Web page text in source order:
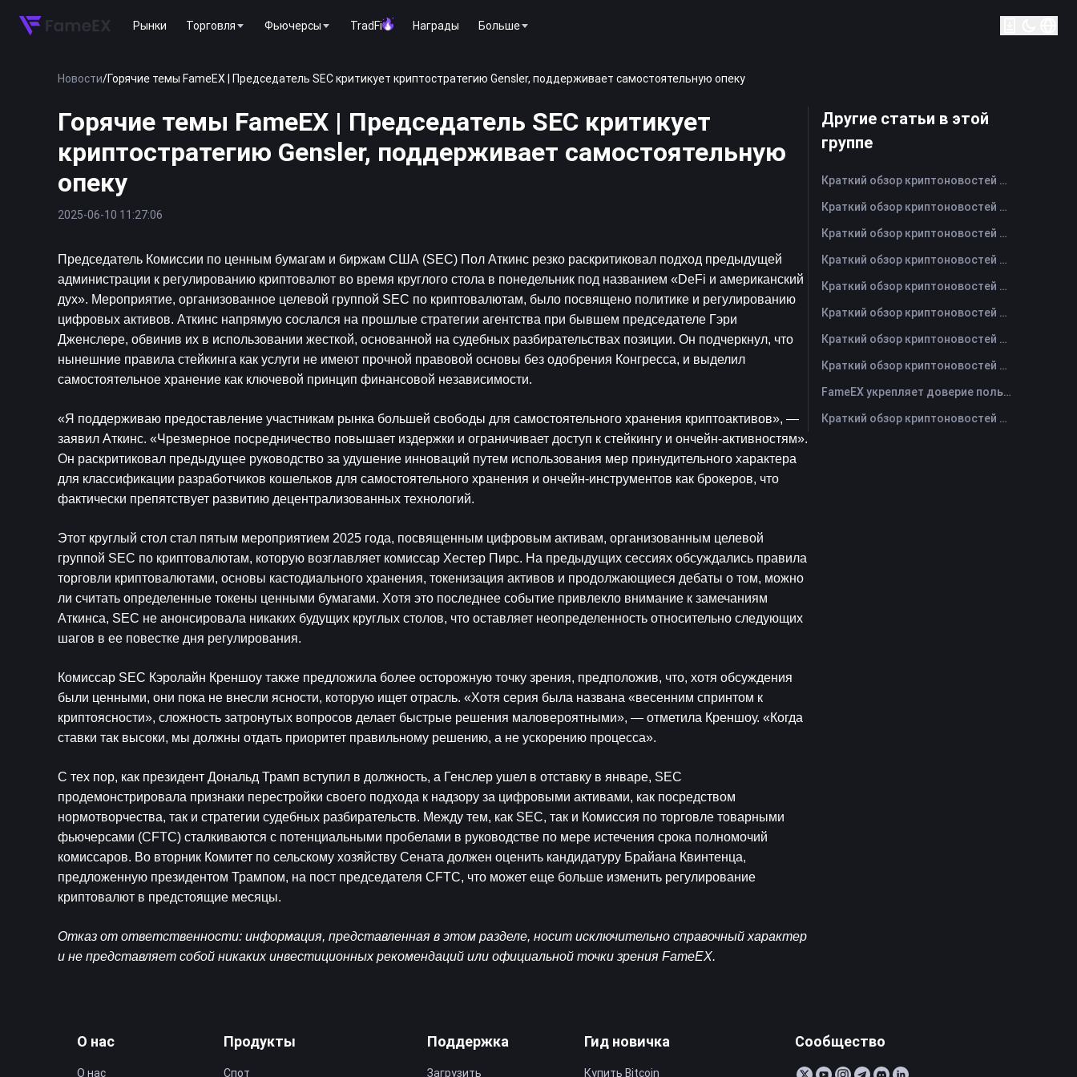
Рынки Торговля Фьючерсы TradFi Награды Больше
Новости/Горячие темы FameEX | Председатель SEC критикует криптостратегию Gensler, поддерживает самостоятельную опеку
Горячие темы FameEX | Председатель SEC критикует
криптостратегию Gensler, поддерживает самостоятельную
опеку
2025-06-10 11:27:06
Председатель Комиссии по ценным бумагам и биржам США (SEC) Пол Аткинс резко раскритиковал подход предыдущей
администрации к регулированию криптовалют во время круглого стола в понедельник под названием «DeFi и американский
дух». Мероприятие, организованное целевой группой SEC по криптовалютам, было посвящено политике и регулированию
цифровых активов. Аткинс напрямую сослался на прошлые стратегии агентства при бывшем председателе Гэри
Дженслере, обвинив их в использовании жесткой, основанной на судебных разбирательствах позиции. Он подчеркнул, что
нынешние правила стейкинга как услуги не имеют прочной правовой основы без одобрения Конгресса, и выделил
самостоятельное хранение как ключевой принцип финансовой независимости.
«Я поддерживаю предоставление участникам рынка большей свободы для самостоятельного хранения криптоактивов», —
заявил Аткинс. «Чрезмерное посредничество повышает издержки и ограничивает доступ к стейкингу и ончейн-активностям».
Он раскритиковал предыдущее руководство за удушение инноваций путем использования мер принудительного характера
для классификации разработчиков кошельков для самостоятельного хранения и ончейн-инструментов как брокеров, что
фактически препятствует развитию децентрализованных технологий.
Этот круглый стол стал пятым мероприятием 2025 года, посвященным цифровым активам, организованным целевой
группой SEC по криптовалютам, которую возглавляет комиссар Хестер Пирс. На предыдущих сессиях обсуждались правила
торговли криптовалютами, основы кастодиального хранения, токенизация активов и продолжающиеся дебаты о том, можно
ли считать определенные токены ценными бумагами. Хотя это последнее событие привлекло внимание к замечаниям
Аткинса, SEC не анонсировала никаких будущих круглых столов, что оставляет неопределенность относительно следующих
шагов в ее повестке дня регулирования.
Комиссар SEC Кэролайн Креншоу также предложила более осторожную точку зрения, предположив, что, хотя обсуждения
были ценными, они пока не внесли ясности, которую ищет отрасль. «Хотя серия была названа «весенним спринтом к
криптоясности», сложность затронутых вопросов делает быстрые решения маловероятными», — отметила Креншоу. «Когда
ставки так высоки, мы должны отдать приоритет правильному решению, а не ускорению процесса».
С тех пор, как президент Дональд Трамп вступил в должность, а Генслер ушел в отставку в январе, SEC
продемонстрировала признаки перестройки своего подхода к надзору за цифровыми активами, как посредством
нормотворчества, так и стратегии судебных разбирательств. Между тем, как SEC, так и Комиссия по торговле товарными
фьючерсами (CFTC) сталкиваются с потенциальными пробелами в руководстве по мере истечения срока полномочий
комиссаров. Во вторник Комитет по сельскому хозяйству Сената должен оценить кандидатуру Брайана Квинтенца,
предложенную президентом Трампом, на пост председателя CFTC, что может еще больше изменить регулирование
криптовалют в предстоящие месяцы.
Отказ от ответственности: информация, представленная в этом разделе, носит исключительно справочный характер
и не представляет собой никаких инвестиционных рекомендаций или официальной точки зрения FameEX.
Другие статьи в этой
группе
Краткий обзор криптоновостей FameEX за сегодня | 7 августа 2026 г
Краткий обзор криптоновостей FameEX за сегодня | 6 августа 2026 г
Краткий обзор криптоновостей FameEX за сегодня | 5 августа 2026 г
Краткий обзор криптоновостей FameEX за сегодня | 4 августа 2026 г
Краткий обзор криптоновостей FameEX за сегодня | 3 августа 2026 г
Краткий обзор криптоновостей FameEX за сегодня | 31 июля 2026 г
Краткий обзор криптоновостей FameEX за сегодня | 30 июля 2026 г
Краткий обзор криптоновостей FameEX за сегодня | 29 июля 2026 г
FameEX укрепляет доверие пользователей благодаря восьми годам стабильной работы и глобальному росту
Краткий обзор криптоновостей FameEX за сегодня | 28 июля 2026 г
О нас
О нас
Продукты
Спот
Поддержка
Загрузить
Гид новичка
Купить Bitcoin
Сообщество